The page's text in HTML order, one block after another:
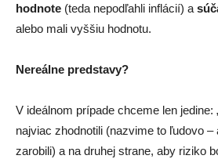
hodnote (teda nepodľahli inflácií) a
alebo mali vyššiu hodnotu.
Nereálne predstavy?
V ideálnom prípade chceme len jedine:
najviac zhodnotili (nazvime to ľudovo –
zarobili) a na druhej strane, aby riziko